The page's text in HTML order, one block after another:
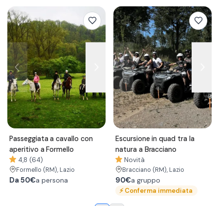
Passeggiata a cavallo con
aperitivo a Formello
4,8 (64)
Formello (RM), Lazio
Da 50€a persona
Escursione in quad tra la
natura a Bracciano
Novità
Bracciano (RM), Lazio
90€a gruppo
⚡Conferma immediata